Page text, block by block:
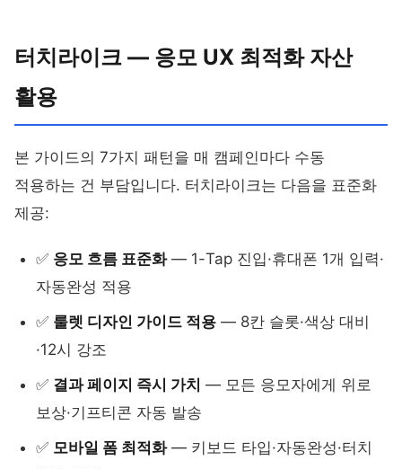
터치라이크 — 응모 UX 최적화 자산
활용
본 가이드의 7가지 패턴을 매 캠페인마다 수동
적용하는 건 부담입니다. 터치라이크는 다음을 표준화
제공:
✅ 응모 흐름 표준화— 1-Tap 진입·휴대폰 1개 입력·
자동완성 적용
✅ 룰렛 디자인 가이드 적용 — 8칸 슬롯·색상 대비
·12시 강조
✅ 결과 페이지 즉시 가치 — 모든 응모자에게 위로
보상·기프티콘 자동 발송
✅ 모바일 폼 최적화— 키보드 타입·자동완성·터치